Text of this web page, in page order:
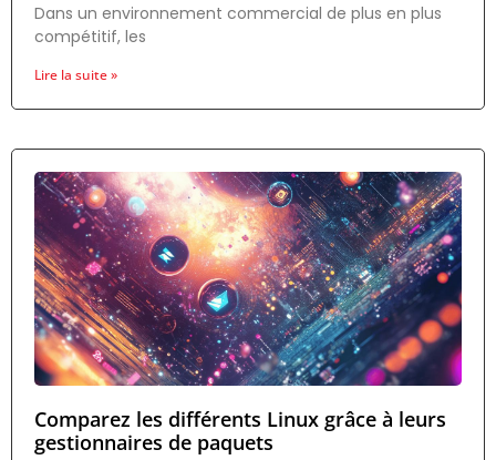
Dans un environnement commercial de plus en plus
compétitif, les
Lire la suite »
Comparez les différents Linux grâce à leurs
gestionnaires de paquets